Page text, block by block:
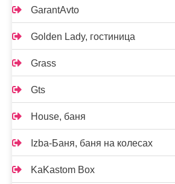
GarantAvto
Golden Lady, гостиница
Grass
Gts
House, баня
Izba-Баня, баня на колесах
KaKastom Box